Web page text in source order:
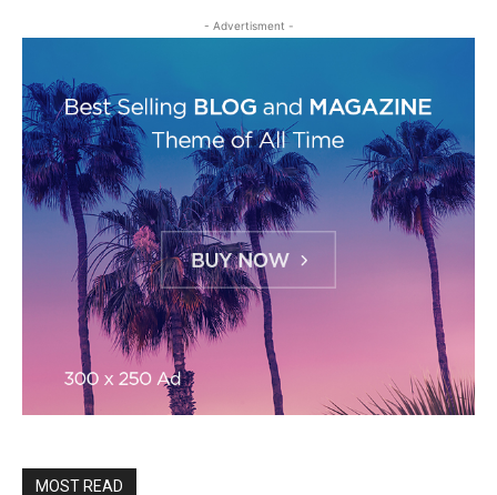
- Advertisment -
MOST READ